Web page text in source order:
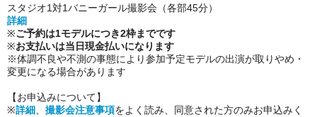
スタジオ1対1バニーガール撮影会（各部45分）
詳細
※ご予約は1モデルにつき2枠までです
※お支払いは当日現金払いになります
※体調不良や不測の事態により参加予定モデルの出演が取りやめ・
変更になる場合があります
【お申込みについて】
※詳細 撮影会注意事項をよく読み、同意された方のみお申込みく